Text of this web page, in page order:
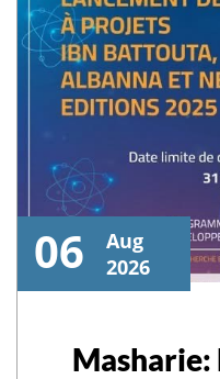
06
Aug
2026